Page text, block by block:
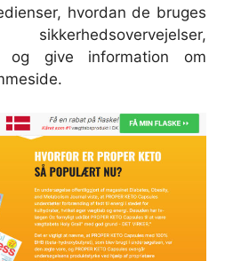
hvordan de bruges
og give information om